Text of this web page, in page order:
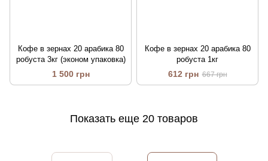
Кофе в зернах 20 арабика 80
робуста 3кг (эконом упаковка)
1 500 грн
Кофе в зернах 20 арабика 80
робуста 1кг
612 грн 667 грн
Показать еще 20 товаров